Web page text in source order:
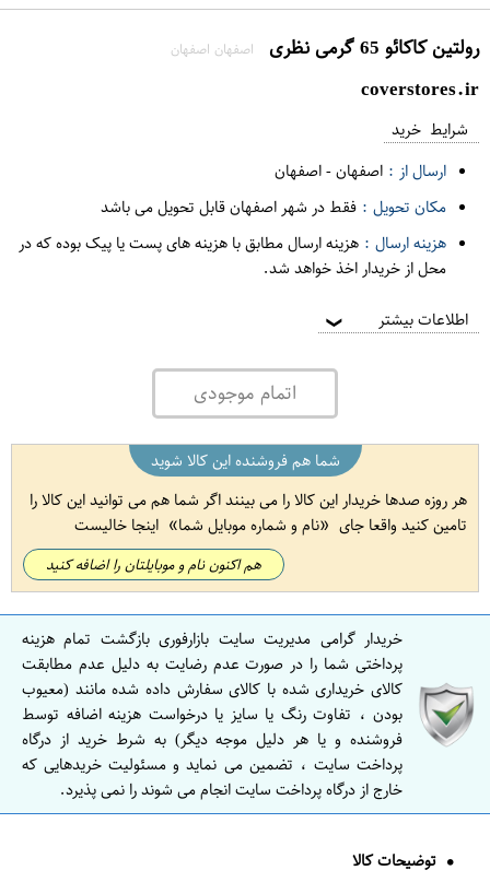
رولتین کاکائو 65 گرمی نظری اصفهان اصفهان
coverstores.ir
شرایط خرید
ارسال از : اصفهان-اصفهان
مکان تحویل : فقط در شهر اصفهان قابل تحویل می باشد
هزینه ارسال : هزینه ارسال مطابق با هزینه های پست یا پیک بوده که در
محل از خریدار اخذ خواهد شد.
اطلاعات بیشتر ❯
اتمام موجودی
شما هم فروشنده این کالا شوید
هر روزه صدها خریدار این کالا را می بینند اگر شما هم می توانید این کالا را
تامین کنید واقعا جای
نام و شماره موبایل شما اینجا خالیست
هم اکنون نام و موبایلتان را اضافه کنید
خریدار گرامی مدیریت سایت بازارفوری بازگشت تمام هزینه
پرداختی شما را در صورت عدم رضایت به دلیل عدم مطابقت
کالای خریداری شده با کالای سفارش داده شده مانند (معیوب
بودن ، تفاوت رنگ یا سایز یا درخواست هزینه اضافه توسط
فروشنده و یا هر دلیل موجه دیگر) به شرط خرید از درگاه
پرداخت سایت ، تضمین می نماید و مسئولیت خریدهایی که
خارج از درگاه پرداخت سایت انجام می شوند را نمی پذیرد.
توضیحات کالا